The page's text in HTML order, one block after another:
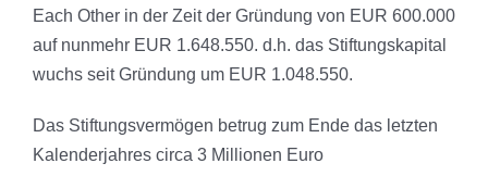
Each Other in der Zeit der Gründung von EUR 600.000
auf nunmehr EUR 1.648.550. d.h. das Stiftungskapital
wuchs seit Gründung um EUR 1.048.550.
Das Stiftungsvermögen betrug zum Ende das letzten
Kalenderjahres circa 3 Millionen Euro